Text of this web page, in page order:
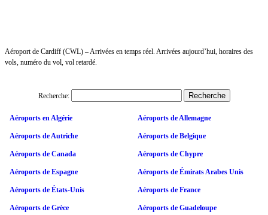
Aéroport de Cardiff (CWL) – Arrivées en temps réel. Arrivées aujourd’hui, horaires des
vols, numéro du vol, vol retardé.
Recherche:
Aéroports en Algérie Aéroports de Allemagne
Aéroports de Autriche Aéroports de Belgique
Aéroports de Canada Aéroports de Chypre
Aéroports de Espagne Aéroports de Émirats Arabes Unis
Aéroports de États-Unis Aéroports de France
Aéroports de Grèce Aéroports de Guadeloupe